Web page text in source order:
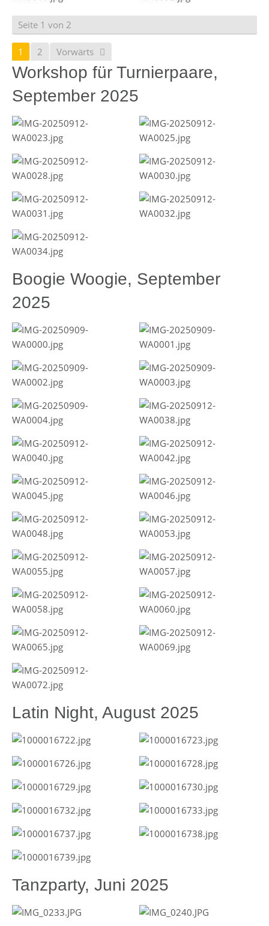
Seite 1 von 2
1 2 Vorwärts
Workshop für Turnierpaare,
September 2025
Boogie Woogie, September
2025
Latin Night, August 2025
Tanzparty, Juni 2025